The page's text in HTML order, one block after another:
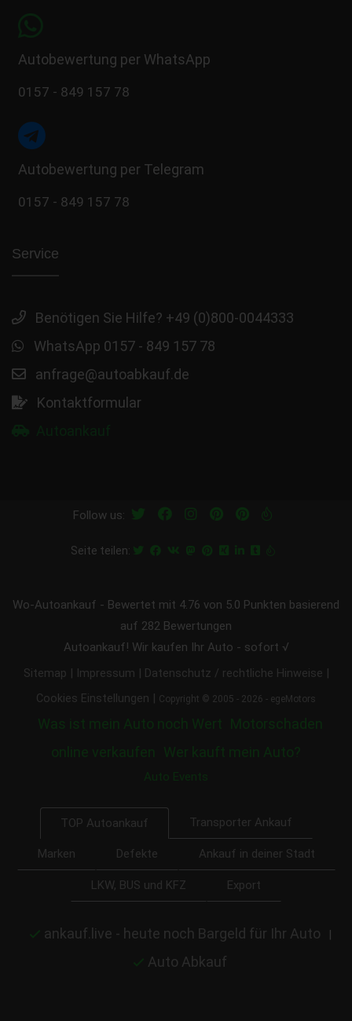
Autobewertung per WhatsApp
0157 - 849 157 78
Autobewertung per Telegram
0157 - 849 157 78
Service
Benötigen Sie Hilfe? +49 (0)800-0044333
WhatsApp 0157 - 849 157 78
anfrage@autoabkauf.de
Kontaktformular
Follow us:
Seite teilen:
Wo-Autoankauf - Bewertet mit 4.76 von 5.0 Punkten basierend
auf 282 Bewertungen
Autoankauf! Wir kaufen Ihr Auto - sofort √
Sitemap Impressum Datenschutz / rechtliche Hinweise
Cookies Einstellungen Copyright © 2005 - 2026 - egeMotors
Was ist mein Auto noch Wert Motorschaden
online verkaufen
Wer kauft mein Auto?
Auto Events
TOP Autoankauf Transporter Ankauf
Marken Defekte Ankauf in deiner Stadt
LKW, BUS und KFZ Export
ankauf.live - heute noch Bargeld für Ihr Auto
Auto Abkauf